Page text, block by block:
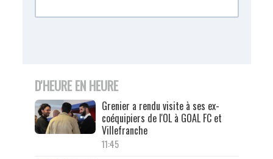
D'HEURE EN HEURE
Grenier a rendu visite à ses ex-
coéquipiers de l'OL à GOAL FC et
Villefranche
11:45